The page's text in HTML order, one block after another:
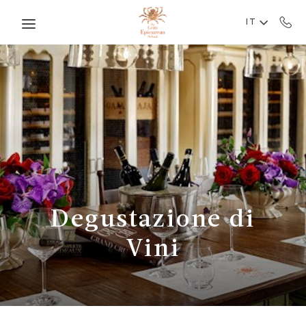
IT
Degustazione di
Vini